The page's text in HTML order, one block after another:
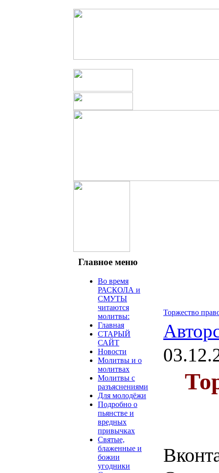
Главное меню
Во время
РАСКОЛА и
СМУТЫ
читаются
молитвы:
Главная
СТАРЫЙ
САЙТ
Новости
Молитвы и о
молитвах
Молитвы с
разъяснениями
Для молодёжи
Подробно о
пьянстве и
вредных
привычках
Святые,
блаженные и
божии
угодники
Торжество